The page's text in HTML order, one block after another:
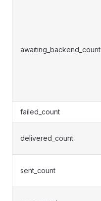
awaiting_backend_count
failed_count
delivered_count
sent_count